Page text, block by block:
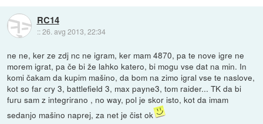
RC14
::26. avg 2013, 22:34
ne ne, ker ze zdj nc ne igram, ker mam 4870, pa te nove igre ne
morem igrat, pa če bi že lahko katero, bi mogu vse dat na min. In
komi čakam da kupim mašino, da bom na zimo igral vse te naslove,
kot so far cry 3, battlefield 3, max payne3, tom raider... TK da bi
furu sam z integrirano , no way, pol je skor isto, kot da imam
sedanjo mašino naprej, za net je čist ok